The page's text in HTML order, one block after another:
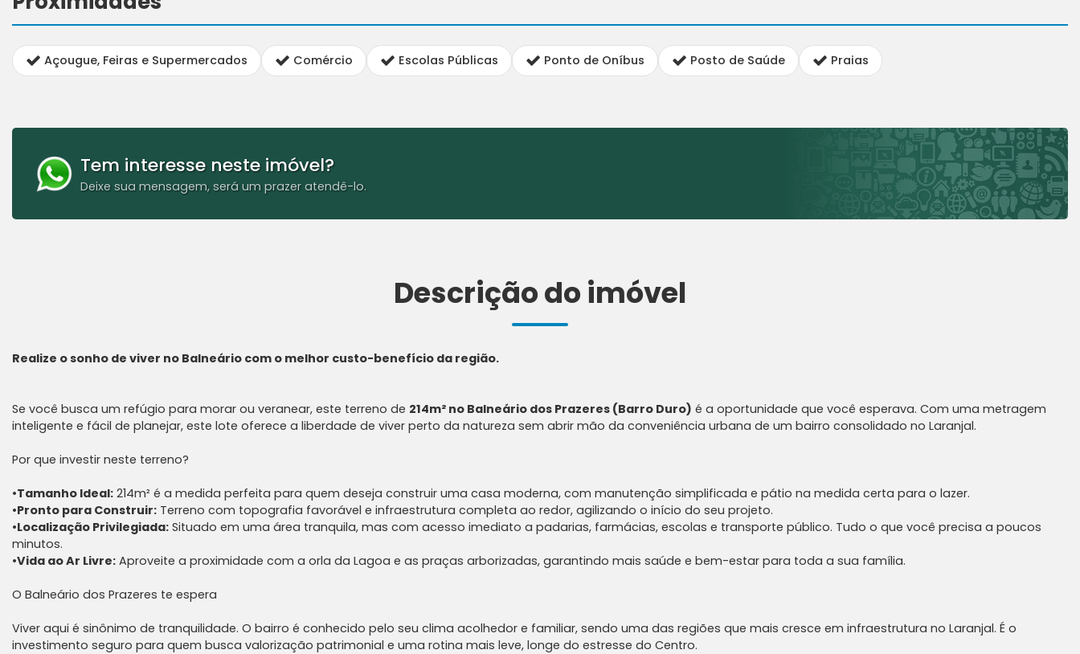
Açougue, Feiras e Supermercados Comércio Escolas Públicas Ponto de Oníbus Posto de Saúde Praias
Tem interesse neste imóvel?
Deixe sua mensagem, será um prazer atendê-lo.
Descrição do imóvel
Realize o sonho de viver no Balneário com o melhor custo-benefício da região.
Se você busca um refúgio para morar ou veranear, este terreno de 214m² no Balneário dos Prazeres (Barro Duro) é a oportunidade que você esperava. Com uma metragem
inteligente e fácil de planejar, este lote oferece a liberdade de viver perto da natureza sem abrir mão da conveniência urbana de um bairro consolidado no Laranjal.
Por que investir neste terreno?
•Tamanho Ideal: 214m² é a medida perfeita para quem deseja construir uma casa moderna, com manutenção simplificada e pátio na medida certa para o lazer.
•Pronto para Construir: Terreno com topografia favorável e infraestrutura completa ao redor, agilizando o início do seu projeto.
•Localização Privilegiada: Situado em uma área tranquila, mas com acesso imediato a padarias, farmácias, escolas e transporte público. Tudo o que você precisa a poucos
minutos.
•Vida ao Ar Livre: Aproveite a proximidade com a orla da Lagoa e as praças arborizadas, garantindo mais saúde e bem-estar para toda a sua família.
O Balneário dos Prazeres te espera
Viver aqui é sinônimo de tranquilidade. O bairro é conhecido pelo seu clima acolhedor e familiar, sendo uma das regiões que mais cresce em infraestrutura no Laranjal. É o
investimento seguro para quem busca valorização patrimonial e uma rotina mais leve, longe do estresse do Centro.